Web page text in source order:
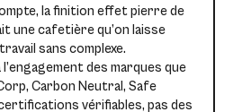
la finition effet pierre de
une cafetière qu’on laisse
sans complexe.
des marques que
Carbon Neutral, Safe
vérifiables, pas des